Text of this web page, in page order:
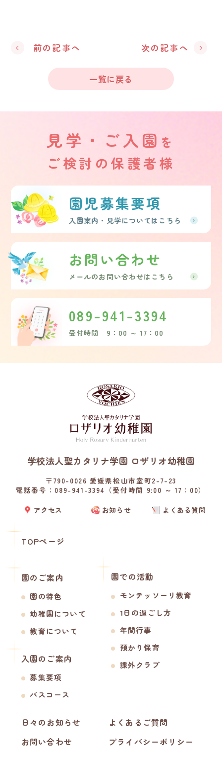
前の記事へ 次の記事へ
一覧に戻る
見学・ご入園 を
ご検討の保護者様
園児募集要項
入園案内・見学についてはこちら
お問い合わせ
メールのお問い合わせはこちら
089-941-3394
受付時間 9：00 ～ 17：00
TOPページ
園のご案内
園の特色
幼稚園について
教育について
園での活動
モンテッソーリ教育
1日の過ごし方
年間行事
預かり保育
課外クラブ
入園のご案内
募集要項
バスコース
日々のお知らせ
よくあるご質問
お問い合わせ
プライバシーポリシー
学校法人聖カタリナ学園 ロザリオ幼稚園
〒790-0026 愛媛県松山市室町2-7-23
電話番号：089-941-3394（受付時間 9:00 ～ 17：00）
アクセス お知らせ よくある質問